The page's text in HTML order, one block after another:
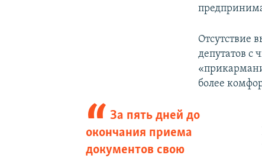
Отсутствие
депутатов с
более
За пять дней до
окончания приема
документов свою